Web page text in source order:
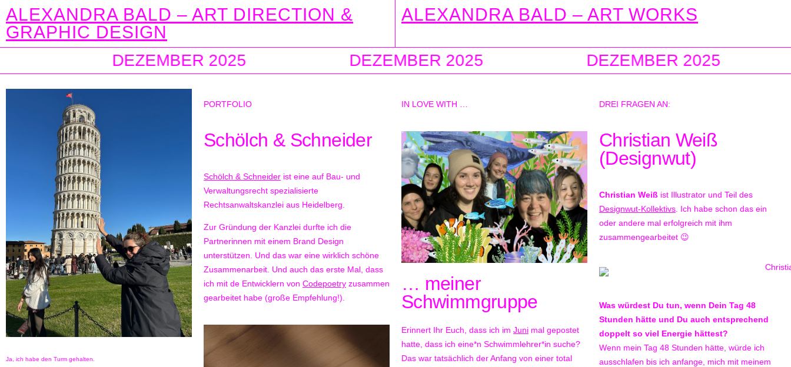
ALEXANDRA BALD – ART DIRECTION &
GRAPHIC DESIGN
ALEXANDRA BALD – ART WORKS
DEZEMBER 2025 DEZEMBER 2025 DEZEMBER 2025
Ja, ich habe den Turm gehalten.
PORTFOLIO
Schölch & Schneider
Schölch & Schneider ist eine auf Bau- und
Verwaltungsrecht spezialisierte
Rechtsanwaltskanzlei aus Heidelberg.
Zur Gründung der Kanzlei durfte ich die
Partnerinnen mit einem Brand Design
unterstützen. Und das war eine wirklich schöne
Zusammenarbeit. Und auch das erste Mal, dass
ich mit de Entwicklern von Codepoetry zusammen
gearbeitet habe (große Empfehlung!).
IN LOVE WITH …
… meiner
Schwimmgruppe
Erinnert Ihr Euch, dass ich im Juni mal gepostet
hatte, dass ich eine*n Schwimmlehrer*in suche?
Das war tatsächlich der Anfang von einer total
DREI FRAGEN AN:
Christian Weiß
(Designwut)
Christian Weiß ist Illustrator und Teil des
Designwut-Kollektivs . Ich habe schon das ein
oder andere mal erfolgreich mit ihm
zusammengearbeitet 😉
Was würdest Du tun, wenn Dein Tag 48
Stunden hätte und Du auch entsprechend
doppelt so viel Energie hättest?
Wenn mein Tag 48 Stunden hätte, würde ich
ausschlafen bis ich anfange, mich mit meinem